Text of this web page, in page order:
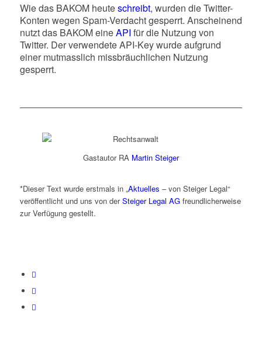
Wie das BAKOM heuteschreibt, wurden die Twitter-
Konten wegen Spam-Verdacht gesperrt. Anscheinend
nutzt das BAKOM eineAPI für die Nutzung von
Twitter. Der verwendete API-Key wurde aufgrund
einer mutmasslich missbräuchlichen Nutzung
gesperrt.
Gastautor RA Martin Steiger
*Dieser Text wurde erstmals in „Aktuelles – von Steiger Legal“
veröffentlicht und uns von derSteiger Legal AGfreundlicherweise
zur Verfügung gestellt.